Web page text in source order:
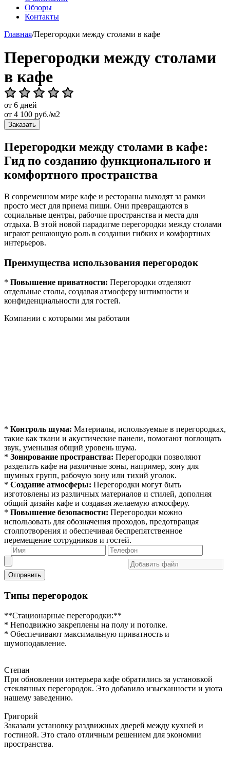
Обзоры
Контакты
Главная/Перегородки между столами в кафе
Перегородки между столами
в кафе
от 6 дней
от 4 100 руб./м2
Заказать
Перегородки между столами в кафе:
Гид по созданию функционального и
комфортного пространства
В современном мире кафе и рестораны выходят за рамки
просто мест для приема пищи. Они превращаются в
социальные центры, рабочие пространства и места для
отдыха. В этой новой парадигме перегородки между столами
играют решающую роль в создании гибких и комфортных
интерьеров.
Преимущества использования перегородок
* Повышение приватности: Перегородки отделяют
отдельные столы, создавая атмосферу интимности и
конфиденциальности для гостей.
Компании с которыми мы работали
* Контроль шума: Материалы, используемые в перегородках,
такие как ткани и акустические панели, помогают поглощать
звук, уменьшая общий уровень шума.
* Зонирование пространства: Перегородки позволяют
разделить кафе на различные зоны, например, зону для
шумных групп, рабочую зону или тихий уголок.
* Создание атмосферы: Перегородки могут быть
изготовлены из различных материалов и стилей, дополняя
общий дизайн кафе и создавая желаемую атмосферу.
* Повышение безопасности: Перегородки можно
использовать для обозначения проходов, предотвращая
столпотворения и обеспечивая беспрепятственное
перемещение сотрудников и гостей.
Отправить
Типы перегородок
**Стационарные перегородки:**
* Неподвижно закреплены на полу и потолке.
* Обеспечивают максимальную приватность и
шумоподавление.
Степан
При обновлении интерьера кафе обратились за установкой
стеклянных перегородок. Это добавило изысканности и уюта
нашему заведению.
Григорий
Заказали установку раздвижных дверей между кухней и
гостиной. Это стало отличным решением для экономии
пространства.